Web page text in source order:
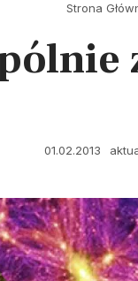
Strona
01.02.2013